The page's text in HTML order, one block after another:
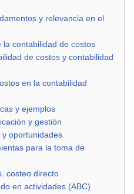
y relevancia en el
la contabilidad de costos
de costos y contabilidad
en la contabilidad
y ejemplos
y gestión
oportunidades
para la toma de
costeo directo
en actividades (ABC)